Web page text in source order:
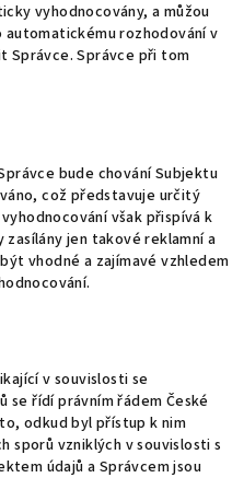
vyhodnocovány, a můžou
rozhodování v
Správce. Správce při tom
bude chování Subjektu
což představuje určitý
však přispívá k
jen takové reklamní a
vhodné a zajímavé vzhledem
v souvislosti se
se řídí právním řádem České
odkud byl přístup k nim
sporů vzniklých v souvislosti s
údajů a Správcem jsou